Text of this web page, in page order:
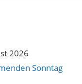
2026
Sonntag